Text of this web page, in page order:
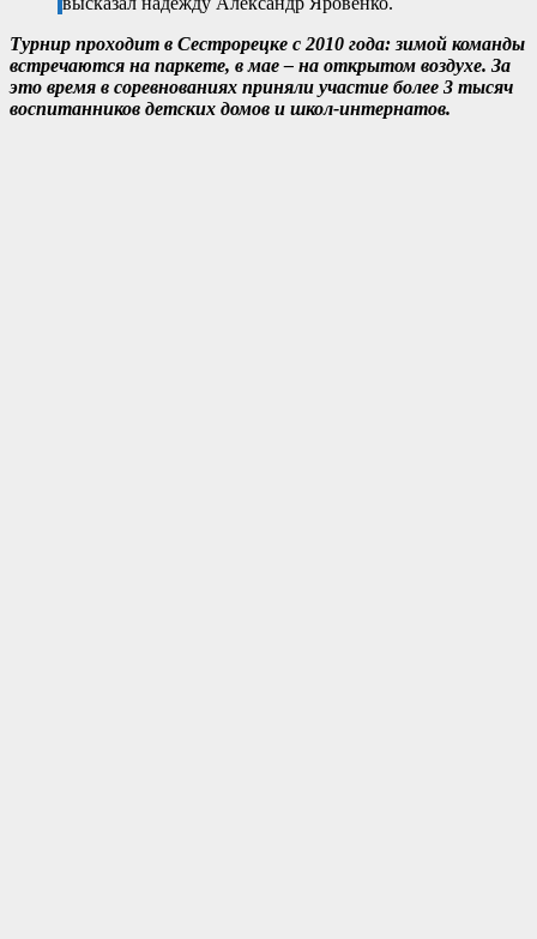
Турнир проходит в Сестрорецке с 2010 года: зимой команды
встречаются на паркете, в мае – на открытом воздухе. За
это время в соревнованиях приняли участие более 3 тысяч
воспитанников детских домов и школ-интернатов.